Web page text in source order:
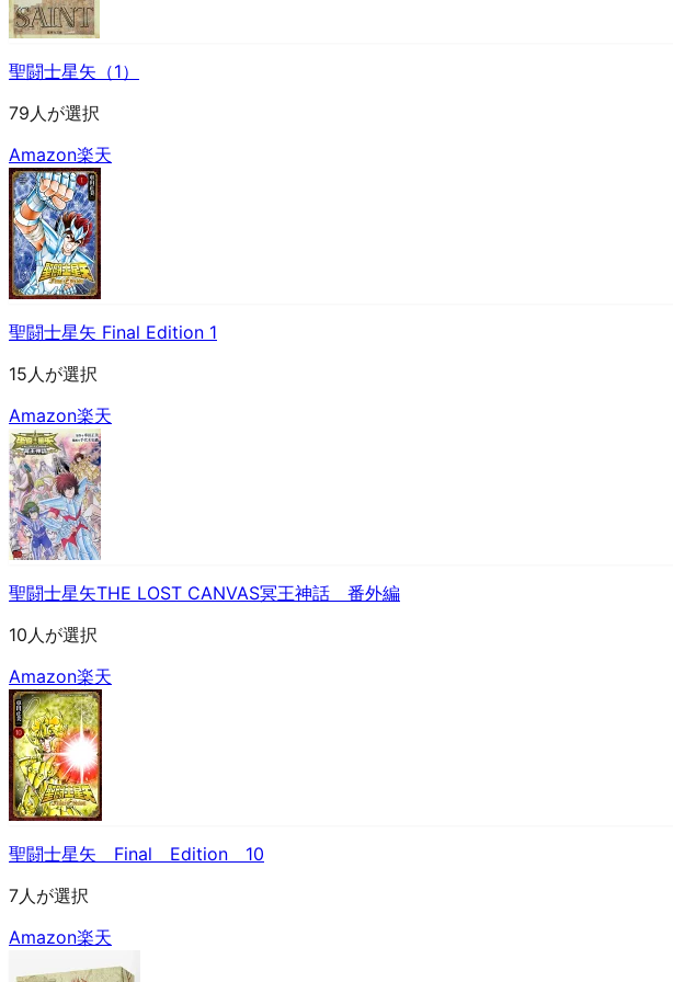
聖闘士星矢（1）
79人が選択
Amazon楽天
聖闘士星矢 Final Edition 1
15人が選択
Amazon楽天
聖闘士星矢THE LOST CANVAS冥王神話 番外編
10人が選択
Amazon楽天
聖闘士星矢 Final Edition 10
7人が選択
Amazon楽天